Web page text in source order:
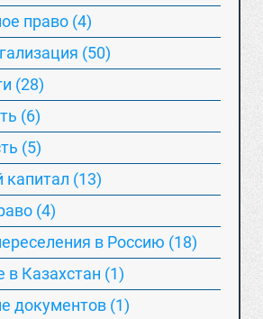
право (4)
(50)
(28)
(6)
(5)
капитал (13)
(4)
в Россию (18)
в Казахстан (1)
документов (1)